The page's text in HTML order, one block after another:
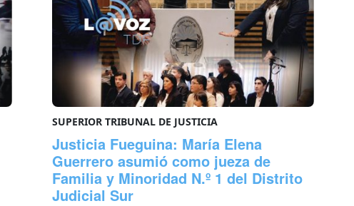
SUPERIOR TRIBUNAL DE JUSTICIA
Justicia Fueguina: María Elena
Guerrero asumió como jueza de
Familia y Minoridad N.º 1 del Distrito
Judicial Sur